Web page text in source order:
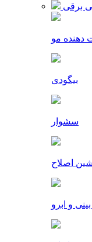
برقی
دهنده مو
بیگودی
سشوار
اصلاح
و ابرو